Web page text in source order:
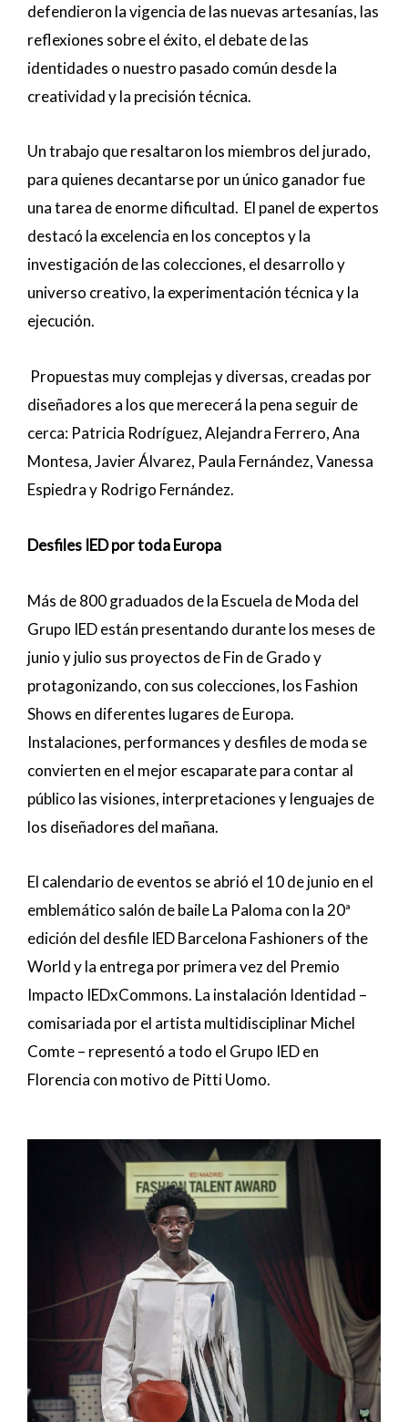
defendieron la vigencia de las nuevas artesanías, las
reflexiones sobre el éxito, el debate de las
identidades o nuestro pasado común desde la
creatividad y la precisión técnica.
Un trabajo que resaltaron los miembros del jurado,
para quienes decantarse por un único ganador fue
una tarea de enorme dificultad. El panel de expertos
destacó la excelencia en los conceptos y la
investigación de las colecciones, el desarrollo y
universo creativo, la experimentación técnica y la
ejecución.
Propuestas muy complejas y diversas, creadas por
diseñadores a los que merecerá la pena seguir de
cerca: Patricia Rodríguez, Alejandra Ferrero, Ana
Montesa, Javier Álvarez, Paula Fernández, Vanessa
Espiedra y Rodrigo Fernández.
Desfiles IED por toda Europa
Más de 800 graduados de la Escuela de Moda del
Grupo IED están presentando durante los meses de
junio y julio sus proyectos de Fin de Grado y
protagonizando, con sus colecciones, los Fashion
Shows en diferentes lugares de Europa.
Instalaciones, performances y desfiles de moda se
convierten en el mejor escaparate para contar al
público las visiones, interpretaciones y lenguajes de
los diseñadores del mañana.
El calendario de eventos se abrió el 10 de junio en el
emblemático salón de baile La Paloma con la 20ª
edición del desfile IED Barcelona Fashioners of the
World y la entrega por primera vez del Premio
Impacto IEDxCommons. La instalación Identidad –
comisariada por el artista multidisciplinar Michel
Comte – representó a todo el Grupo IED en
Florencia con motivo de Pitti Uomo.